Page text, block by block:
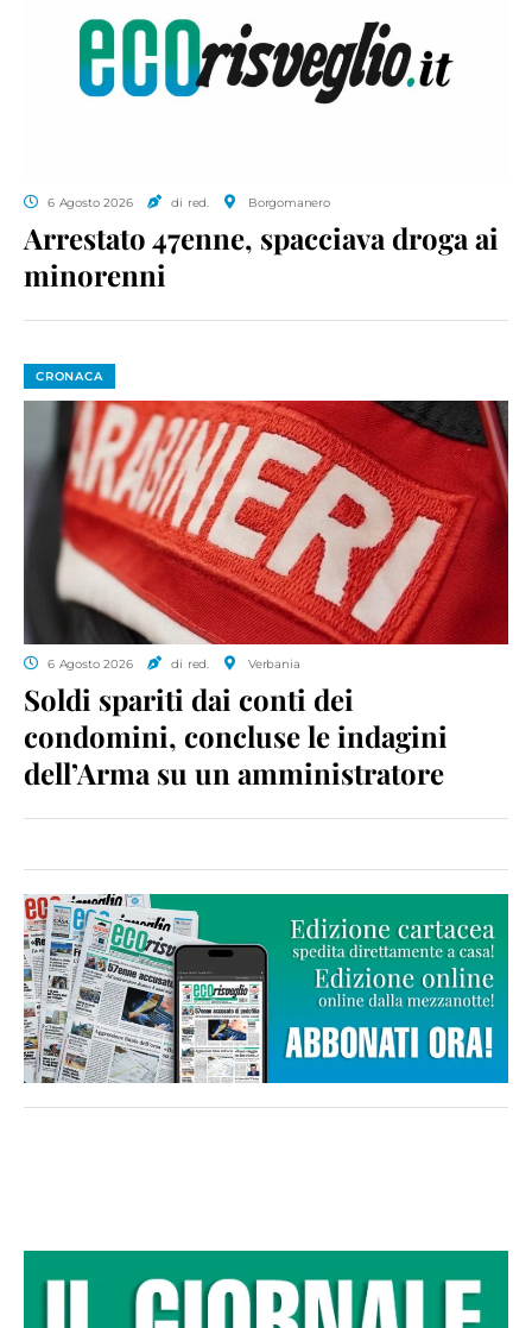
6 Agosto 2026 di red. Borgomanero
Arrestato 47enne, spacciava droga ai
minorenni
CRONACA
6 Agosto 2026 di red. Verbania
Soldi spariti dai conti dei
condomini, concluse le indagini
dell’Arma su un amministratore